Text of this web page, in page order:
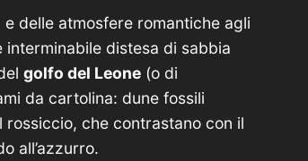
delle atmosfere romantiche agli
interminabile distesa di sabbia
golfo del Leone (o di
da cartolina: dune fossili
che contrastano con il
all’azzurro.